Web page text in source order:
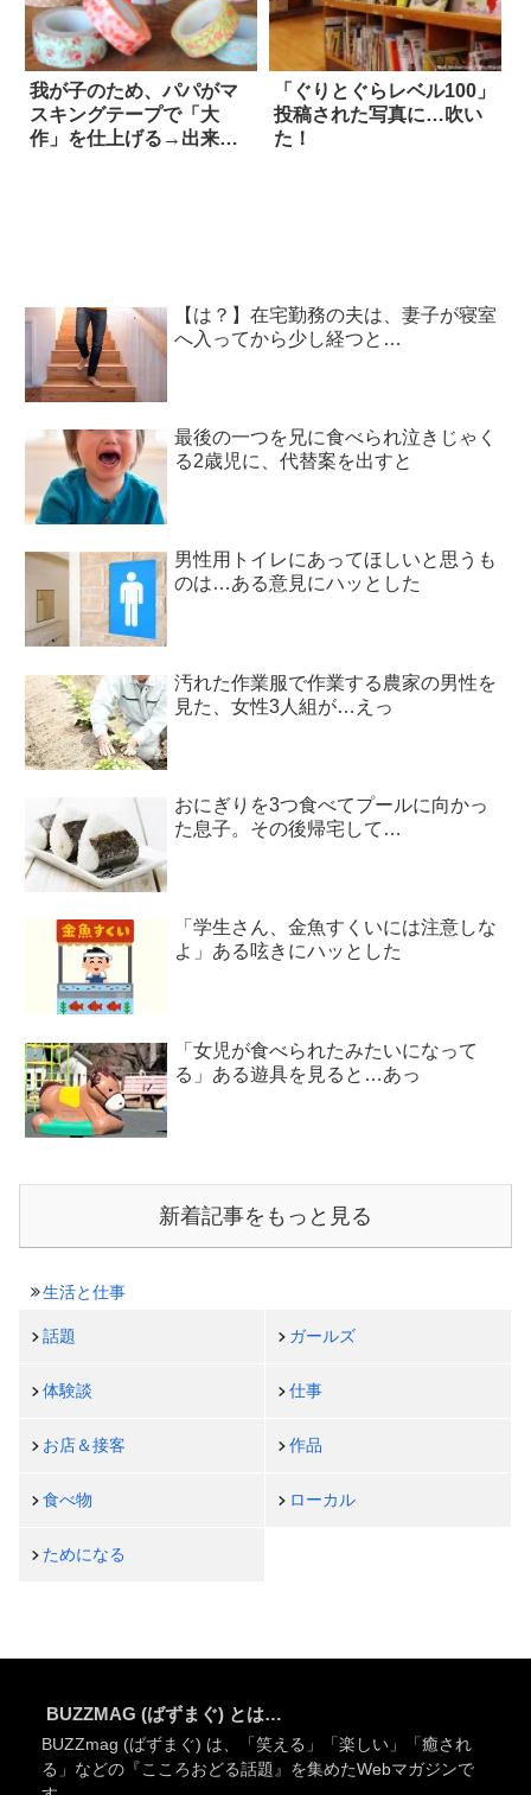
我が子のため、パパがマ
スキングテープで「大
作」を仕上げる→出来が
「ぐりとぐらレベル100」
投稿された写真に…吹い
た！
【は？】在宅勤務の夫は、妻子が寝室
へ入ってから少し経つと…
最後の一つを兄に食べられ泣きじゃく
る2歳児に、代替案を出すと
男性用トイレにあってほしいと思うも
のは…ある意見にハッとした
汚れた作業服で作業する農家の男性を
見た、女性3人組が…えっ
おにぎりを3つ食べてプールに向かっ
た息子。その後帰宅して…
「学生さん、金魚すくいには注意しな
よ」ある呟きにハッとした
「女児が食べられたみたいになって
る」ある遊具を見ると…あっ
新着記事をもっと見る
生活と仕事
話題 ガールズ
体験談 仕事
お店＆接客 作品
食べ物 ローカル
ためになる
BUZZMAG (ばずまぐ) とは…
BUZZmag (ばずまぐ) は、「笑える」「楽しい」「癒され
る」などの『こころおどる話題』を集めたWebマガジンで